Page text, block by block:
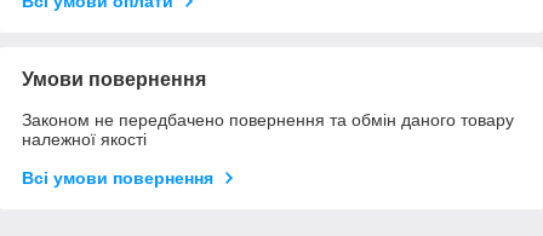
Умови повернення
Законом не передбачено повернення та обмін даного товару
належної якості
Всі умови повернення